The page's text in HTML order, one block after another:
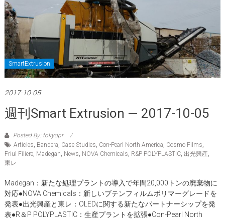
SmartExtrusion
2017-10-05
週刊Smart Extrusion — 2017-10-05
Posted By: tokyopr
Articles Bandera Case Studies Con-Pearl North America Cosmo Films
Friul Filiere, Madegan News NOVA Chemicals R&P POLYPLASTIC, 出光興産,
東レ
Madegan：新たな処理プラントの導入で年間20,000トンの廃棄物に
対応●NOVA Chemicals：新しいブテンフィルムポリマーグレードを
発表●出光興産と東レ：OLEDに関する新たなパートナーシップを発
表●R＆P POLYPLASTIC：生産プラントを拡張●Con-Pearl North